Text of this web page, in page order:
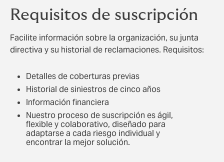
Requisitos de suscripción
Facilite información sobre la organización, su junta
directiva y su historial de reclamaciones. Requisitos:
Detalles de coberturas previas
Historial de siniestros de cinco años
Información financiera
Nuestro proceso de suscripción es ágil,
flexible y colaborativo, diseñado para
adaptarse a cada riesgo individual y
encontrar la mejor solución.